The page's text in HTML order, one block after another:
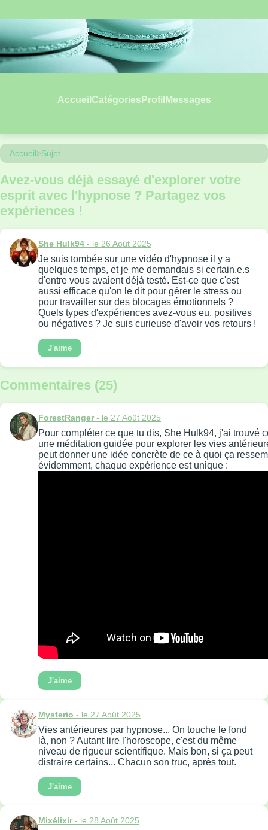
Accueil Catégories Profil Messages
Accueil>Sujet
Avez-vous déjà essayé d'explorer votre
esprit avec l'hypnose ? Partagez vos
expériences !
She Hulk94 - le 26 Août 2025
Je suis tombée sur une vidéo d'hypnose il y a
quelques temps, et je me demandais si certain.e.s
d'entre vous avaient déjà testé. Est-ce que c'est
aussi efficace qu'on le dit pour gérer le stress ou
pour travailler sur des blocages émotionnels ?
Quels types d'expériences avez-vous eu, positives
ou négatives ? Je suis curieuse d'avoir vos retours !
J'aime
Commentaires (25)
ForestRanger- le 27 Août 2025
Pour compléter ce que tu dis, She Hulk94, j'ai trouvé
une méditation guidée pour explorer les vies
peut donner une idée concrète de ce à quoi ça
évidemment, chaque expérience est unique :
J'aime
Mysterio - le 27 Août 2025
Vies antérieures par hypnose... On touche le fond
là, non ? Autant lire l'horoscope, c'est du même
niveau de rigueur scientifique. Mais bon, si ça peut
distraire certains... Chacun son truc, après tout.
J'aime
Mixélixir- le 28 Août 2025